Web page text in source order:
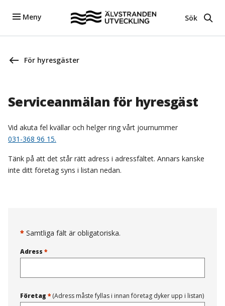
Meny Sök
För hyresgäster
Serviceanmälan för hyresgäst
Vid akuta fel kvällar och helger ring vårt journummer
031-368 96 15.
Tänk på att det står rätt adress i adressfältet. Annars kanske
inte ditt företag syns i listan nedan.
* Samtliga fält är obligatoriska.
Adress *
Företag * (Adress måste fyllas i innan företag dyker upp i listan)